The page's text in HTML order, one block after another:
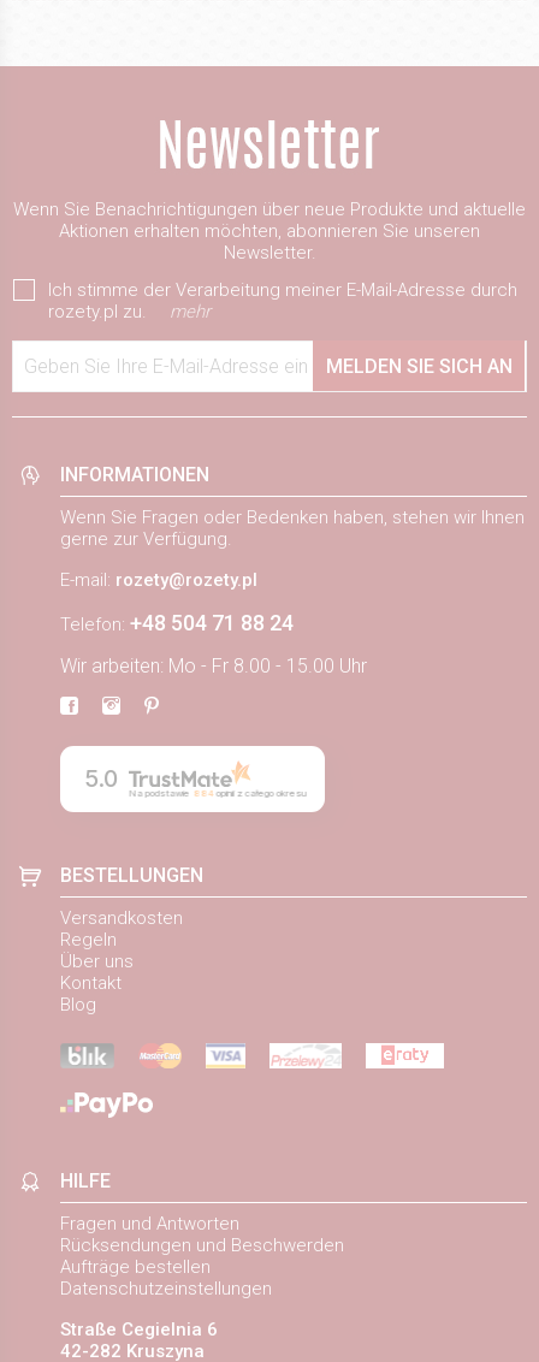
Wenn Sie Benachrichtigungen über neue Produkte und aktuelle
Aktionen erhalten möchten, abonnieren Sie unseren
Newsletter.
Ich stimme der Verarbeitung meiner E-Mail-Adresse durch
rozety.pl zu.
mehr
Geben Sie Ihre E-Mail-Adresse ein MELDEN SIE SICH AN
INFORMATIONEN
Wenn Sie Fragen oder Bedenken haben, stehen wir Ihnen
gerne zur Verfügung.
E-mail: rozety@rozety.pl
Telefon: +48 504 71 88 24
Wir arbeiten: Mo - Fr 8.00 - 15.00 Uhr
5.0
Na podstawie 884opinii z całego okresu
BESTELLUNGEN
Versandkosten
Regeln
Über uns
Kontakt
Blog
HILFE
Fragen und Antworten
Rücksendungen und Beschwerden
Aufträge bestellen
Datenschutzeinstellungen
Straße Cegielnia 6
42-282 Kruszyna